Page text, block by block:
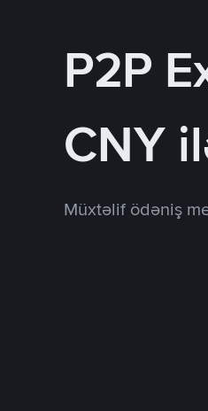
P2P
CNY
Müxtəlif ödəniş